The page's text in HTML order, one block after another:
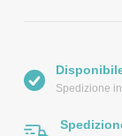
Spedizione